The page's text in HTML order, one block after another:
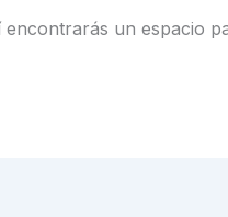
un espacio